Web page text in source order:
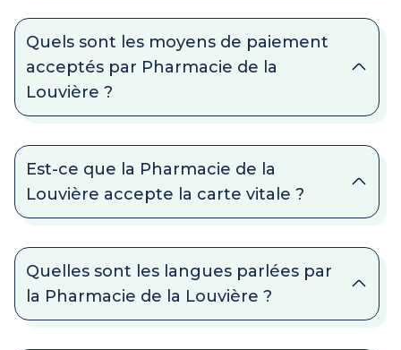
Quels sont les moyens de paiement
acceptés par Pharmacie de la
Louvière ?
Est-ce que la Pharmacie de la
Louvière accepte la carte vitale ?
Quelles sont les langues parlées par
la Pharmacie de la Louvière ?